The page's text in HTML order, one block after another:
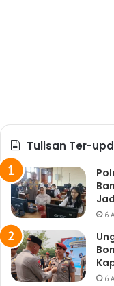
Tulisan Ter-
6
6